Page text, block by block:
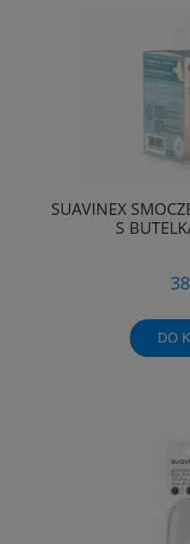
SUAVINEX
S
DO